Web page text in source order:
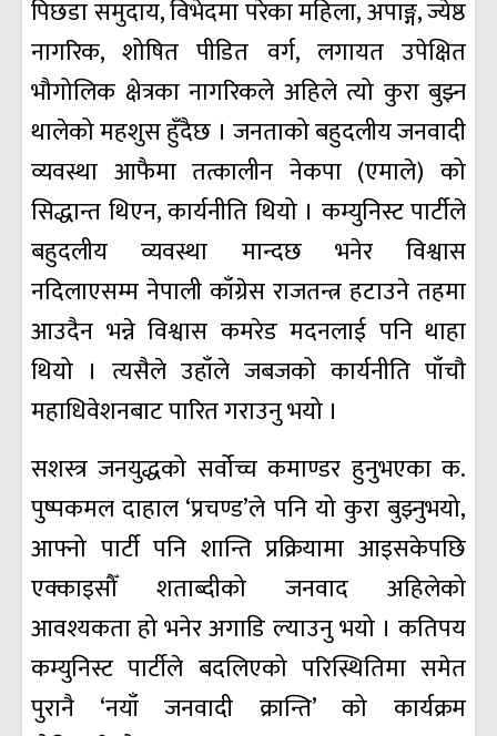
पिछडा समुदाय, विभेदमा परेका महिला, अपाङ्ग, ज्येष्ठ
नागरिक, शोषित पीडित वर्ग, लगायत उपेक्षित
भौगोलिक क्षेत्रका नागरिकले अहिले त्यो कुरा बुझ्न
थालेको महशुस हुँदैछ । जनताको बहुदलीय जनवादी
व्यवस्था आफैमा तत्कालीन नेकपा (एमाले) को
सिद्धान्त थिएन, कार्यनीति थियो । कम्युनिस्ट पार्टीले
बहुदलीय व्यवस्था मान्दछ भनेर विश्वास
नदिलाएसम्म नेपाली काँग्रेस राजतन्त्र हटाउने तहमा
आउदैन भन्ने विश्वास कमरेड मदनलाई पनि थाहा
थियो । त्यसैले उहाँले जबजको कार्यनीति पाँचौ
महाधिवेशनबाट पारित गराउनु भयो ।
सशस्त्र जनयुद्धको सर्वोच्च कमाण्डर हुनुभएका क.
पुष्पकमल दाहाल ‘प्रचण्ड’ले पनि यो कुरा बुझ्नुभयो,
आफ्नो पार्टी पनि शान्ति प्रक्रियामा आइसकेपछि
एक्काइसौँ शताब्दीको जनवाद अहिलेको
आवश्यकता हो भनेर अगाडि ल्याउनु भयो । कतिपय
कम्युनिस्ट पार्टीले बदलिएको परिस्थितिमा समेत
पुरानै ‘नयाँ जनवादी क्रान्ति’ को कार्यक्रम